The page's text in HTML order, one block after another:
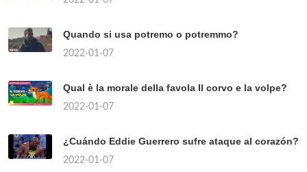
Quando si usa potremo o potremmo?
2022-01-07
Qual è la morale della favola Il corvo e la volpe?
2022-01-07
¿Cuándo Eddie Guerrero sufre ataque al corazón?
2022-01-07